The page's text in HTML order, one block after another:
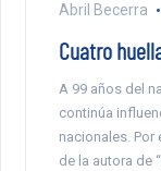
Abril Becerra
Cuatro
A 99 años del
continúa
nacionales. Por
de la autora de